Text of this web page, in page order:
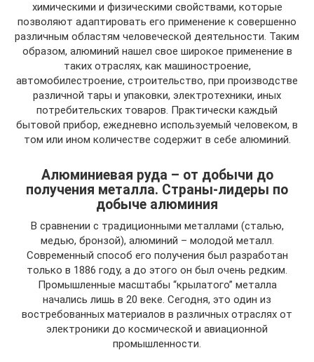
химическими и физическими свойствами, которые
позволяют адаптировать его применение к совершенно
различным областям человеческой деятельности. Таким
образом, алюминий нашел свое широкое применение в
таких отраслях, как машиностроение,
автомобилестроение, строительство, при производстве
различной тары и упаковки, электротехники, иных
потребительских товаров. Практически каждый
бытовой прибор, ежедневно используемый человеком, в
том или ином количестве содержит в себе алюминий.
Алюминиевая руда – от добычи до
получения металла. Страны-лидеры по
добыче алюминия
В сравнении с традиционными металлами (сталью,
медью, бронзой), алюминий – молодой металл.
Современный способ его получения был разработан
только в 1886 году, а до этого он был очень редким.
Промышленные масштабы “крылатого” металла
начались лишь в 20 веке. Сегодня, это один из
востребованных материалов в различных отраслях от
электроники до космической и авиационной
промышленности.